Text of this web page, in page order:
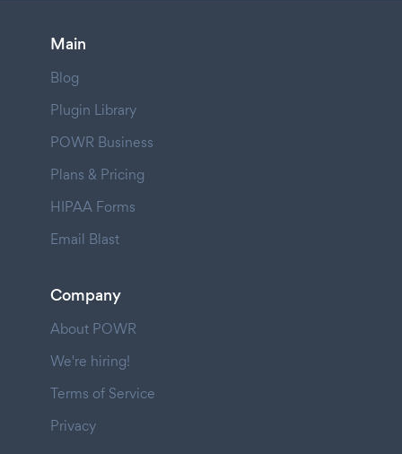
Main
Blog
Plugin Library
POWR Business
Plans & Pricing
HIPAA Forms
Email Blast
Company
About POWR
We're hiring!
Terms of Service
Privacy